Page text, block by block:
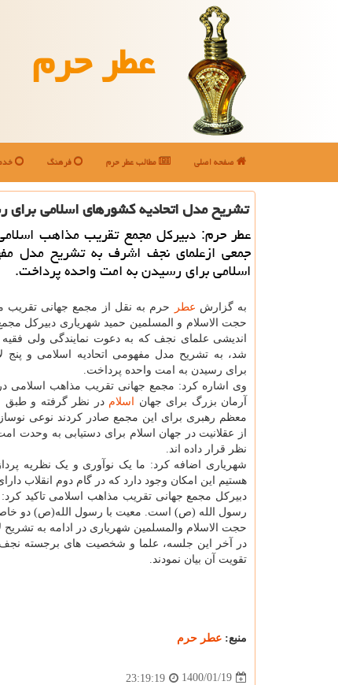
عطر حرم
صفحه اصلی مطالب عطر حرم فرهنگ
تشریح مدل اتحادیه كشورهای اسلامی
عطر حرم: دبیرکل مجمع تقریب مذاهب
جمعی ازعلمای نجف اشرف به تشریح مدل
اسلامی برای رسیدن به امت واحده پرداخت.
به گزارش عطر
حرم به نقل از مجمع جهانی تقریب
حجت الاسلام و المسلمین حمید شهریاری دبیرکل
اندیشی علمای نجف که به دعوت نمایندگی ولی فقیه
شد، به تشریح مدل مفهومی اتحادیه اسلامی و پنج
برای رسیدن به امت واحده پرداخت.
وی اشاره کرد: مجمع جهانی تقریب مذاهب اسلامی
آرمان بزرگ برای جهان
اسلام در نظر گرفته و طبق
معظم رهبری برای این مجمع صادر کردند نوعی
از عقلانیت در جهان اسلام برای دستیابی به وحدت
نظر قرار داده اند.
شهریاری اضافه کرد: ما یک نوآوری و یک نظریه
هستیم این امکان وجود دارد که در گام دوم انقلاب
دبیرکل مجمع جهانی تقریب مذاهب اسلامی تاکید
رسول الله (ص) است. معیت با رسول الله(ص) دو
حجت الاسلام والمسلمین شهریاری در ادامه به
در آخر این جلسه، علما و شخصیت های برجسته نجف
تقویت آن بیان نمودند.
منبع: عطر حرم
1400/01/19
23:19:19